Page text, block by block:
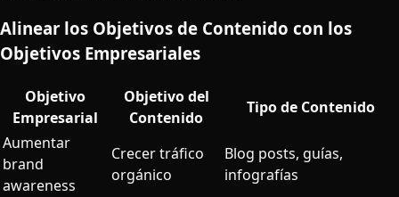
Alinear los Objetivos de Contenido con los
Objetivos Empresariales
Objetivo
Empresarial
Objetivo del
Contenido
Tipo de Contenido
Aumentar
brand
awareness
Crecer tráfico
orgánico
Blog posts, guías,
infografías